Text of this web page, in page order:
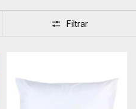
Filtrar